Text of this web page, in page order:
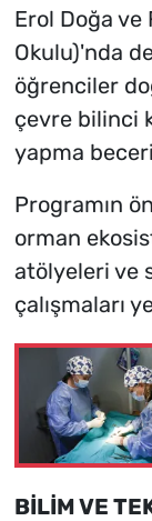
Erol Doğa ve
Okulu)'nda
öğrenciler
çevre bilinci
yapma
Programın
orman
atölyeleri ve
çalışmaları
BİLİM VE